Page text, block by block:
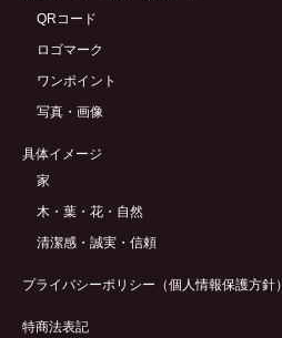
QRコード
ロゴマーク
ワンポイント
写真・画像
具体イメージ
家
木・葉・花・自然
清潔感・誠実・信頼
プライバシーポリシー（個人情報保護方針）
特商法表記